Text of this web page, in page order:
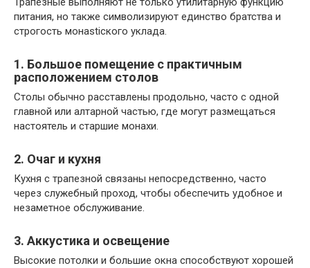
питания, но также символизируют единство братства и
строгость монasticкого уклада.
1. Большое помещение с практичным
расположением столов
Столы обычно расставлены продольно, часто с одной
главной или алтарной частью, где могут размещаться
настоятель и старшие монахи.
2. Очаг и кухня
Кухня с трапезной связаны непосредственно, часто
через служебный проход, чтобы обеспечить удобное и
незаметное обслуживание.
3. Аккустика и освещение
Высокие потолки и большие окна способствуют хорошей